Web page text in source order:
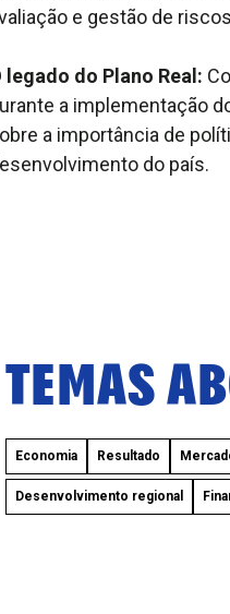
e gestão de
legado do Plano Real:
a implementação
a importância de
do país.
TEMAS
Economia Resultado
Desenvolvimento regional